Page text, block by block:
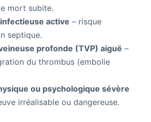
mort subite.
active – risque
septique.
profonde (TVP) aiguë –
du thrombus (embolie
ou psychologique sévère
irréalisable ou dangereuse.